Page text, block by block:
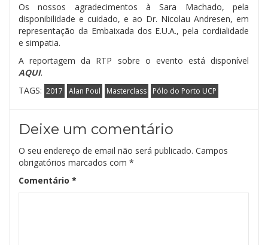
Os nossos agradecimentos à Sara Machado, pela
disponibilidade e cuidado, e ao Dr. Nicolau Andresen, em
representação da Embaixada dos E.U.A., pela cordialidade
e simpatia.
A reportagem da RTP sobre o evento está disponível
AQUI.
TAGS: 2017 Alan Poul Masterclass Pólo do Porto UCP
Deixe um comentário
O seu endereço de email não será publicado. Campos
obrigatórios marcados com *
Comentário *